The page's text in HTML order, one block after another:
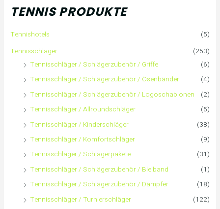
TENNIS PRODUKTE
Tennishotels
(5)
Tennisschläger
(253)
Tennisschläger / Schlägerzubehör / Griffe
(6)
Tennisschläger / Schlägerzubehör / Ösenbänder
(4)
Tennisschläger / Schlägerzubehör / Logoschablonen
(2)
Tennisschläger / Allroundschläger
(5)
Tennisschläger / Kinderschläger
(38)
Tennisschläger / Komfortschläger
(9)
Tennisschläger / Schlägerpakete
(31)
Tennisschläger / Schlägerzubehör / Bleiband
(1)
Tennisschläger / Schlägerzubehör / Dämpfer
(18)
Tennisschläger / Turnierschläger
(122)
e
i
e
i